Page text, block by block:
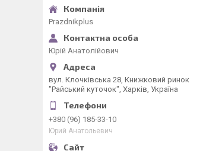
Рrazdnikplus
Юрій Анатолійович
вул. Клочківська 28, Книжковий ринок
"Райський куточок", Харків, Україна
+380 (96) 185-33-10
Юрий Анатольевич